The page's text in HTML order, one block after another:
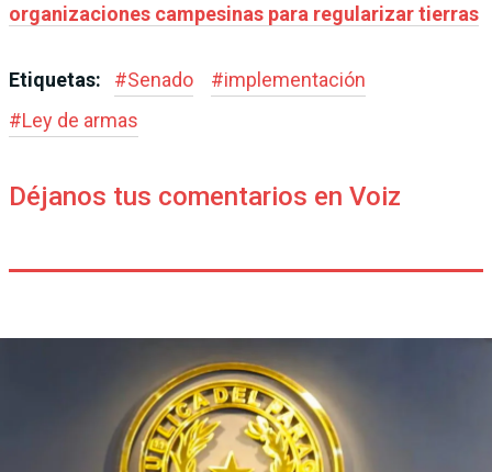
organizaciones campesinas para regularizar tierras
Etiquetas: #Senado #implementación
#Ley de armas
Déjanos tus comentarios en Voiz